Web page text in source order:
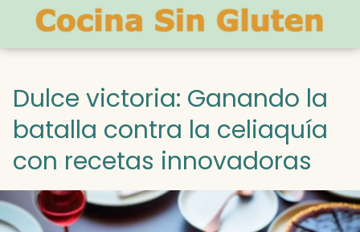
Dulce victoria: Ganando la
batalla contra la celiaquía
con recetas innovadoras